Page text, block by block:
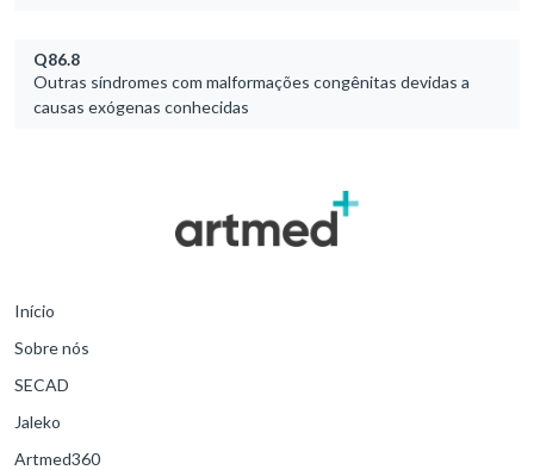
Q86.8
Outras síndromes com malformações congênitas devidas a
causas exógenas conhecidas
Início
Sobre nós
SECAD
Jaleko
Artmed360